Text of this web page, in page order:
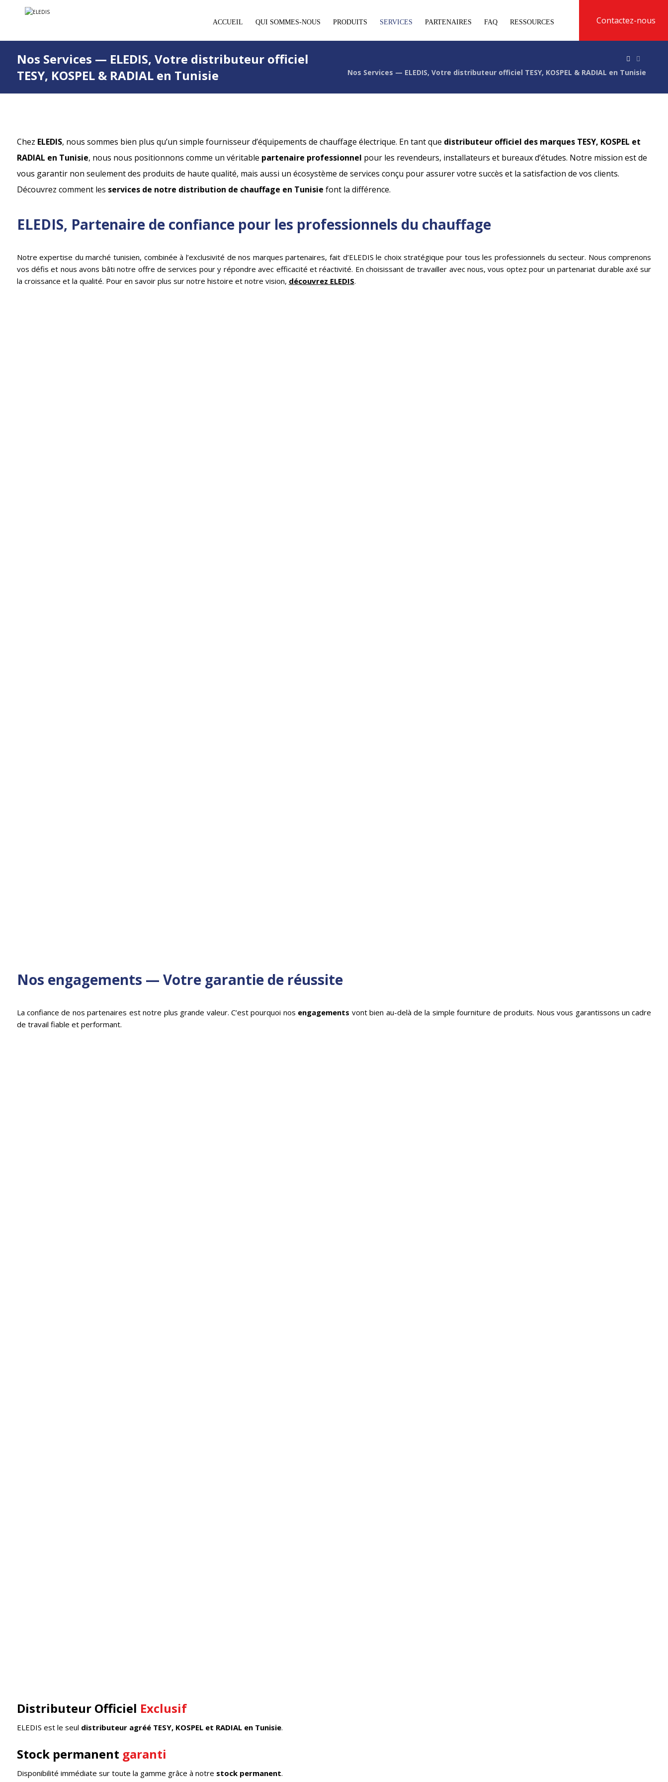
Contactez-nous
ACCUEIL QUI SOMMES-NOUS PRODUITS SERVICES PARTENAIRES FAQ RESSOURCES
Nos Services — ELEDIS, Votre distributeur officiel
TESY, KOSPEL & RADIAL en Tunisie
Nos Services — ELEDIS, Votre distributeur officiel TESY, KOSPEL & RADIAL en Tunisie
Chez ELEDIS, nous sommes bien plus qu’un simple fournisseur d’équipements de chauffage électrique. En tant que distributeur officiel des marques TESY, KOSPEL et
RADIAL en Tunisie, nous nous positionnons comme un véritable partenaire professionnel pour les revendeurs, installateurs et bureaux d’études. Notre mission est de
vous garantir non seulement des produits de haute qualité, mais aussi un écosystème de services conçu pour assurer votre succès et la satisfaction de vos clients.
Découvrez comment les services de notre distribution de chauffage en Tunisie font la différence.
ELEDIS, Partenaire de confiance pour les professionnels du chauffage
Notre expertise du marché tunisien, combinée à l’exclusivité de nos marques partenaires, fait d’ELEDIS le choix stratégique pour tous les professionnels du secteur. Nous comprenons
vos défis et nous avons bâti notre offre de services pour y répondre avec efficacité et réactivité. En choisissant de travailler avec nous, vous optez pour un partenariat durable axé sur
la croissance et la qualité. Pour en savoir plus sur notre histoire et notre vision, découvrez ELEDIS.
Nos engagements — Votre garantie de réussite
La confiance de nos partenaires est notre plus grande valeur. C’est pourquoi nos engagements vont bien au-delà de la simple fourniture de produits. Nous vous garantissons un cadre
de travail fiable et performant.
Distributeur Officiel Exclusif
ELEDIS est le seul distributeur agréé TESY, KOSPEL et RADIAL en Tunisie.
Stock permanent garanti
Disponibilité immédiate sur toute la gamme grâce à notre stock permanent.